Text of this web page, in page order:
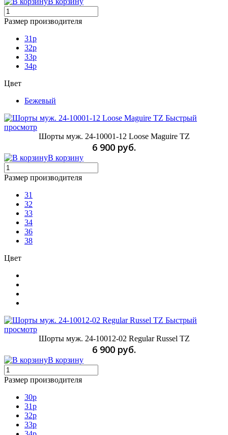
Размер производителя
31p
32p
33p
34p
Цвет
Бежевый
Быстрый
просмотр
Шорты муж. 24-10001-12 Loose Maguire TZ
6 900 руб.
В корзину
Размер производителя
31
32
33
34
36
38
Цвет
Быстрый
просмотр
Шорты муж. 24-10012-02 Regular Russel TZ
6 900 руб.
В корзину
Размер производителя
30p
31p
32p
33p